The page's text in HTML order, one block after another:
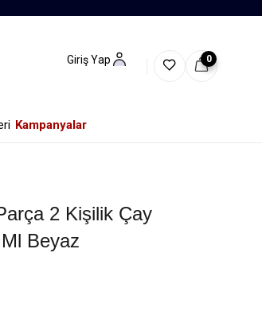
Giriş Yap 0
Kampanyalar
2 Kişilik Çay
Ml Beyaz